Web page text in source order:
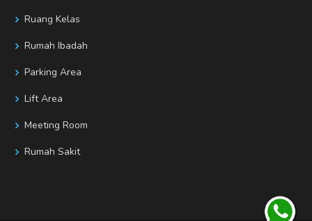
Ruang Kelas
Rumah Ibadah
Parking Area
Lift Area
Meeting Room
Rumah Sakit